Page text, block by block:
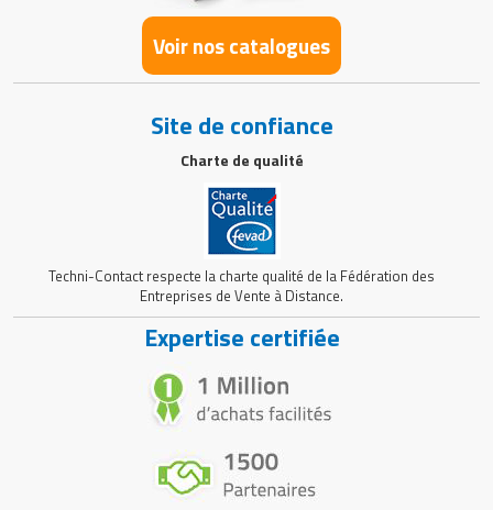
Voir nos catalogues
Site de confiance
Charte de qualité
Techni-Contact respecte la charte qualité de la Fédération des
Entreprises de Vente à Distance.
Expertise certifiée